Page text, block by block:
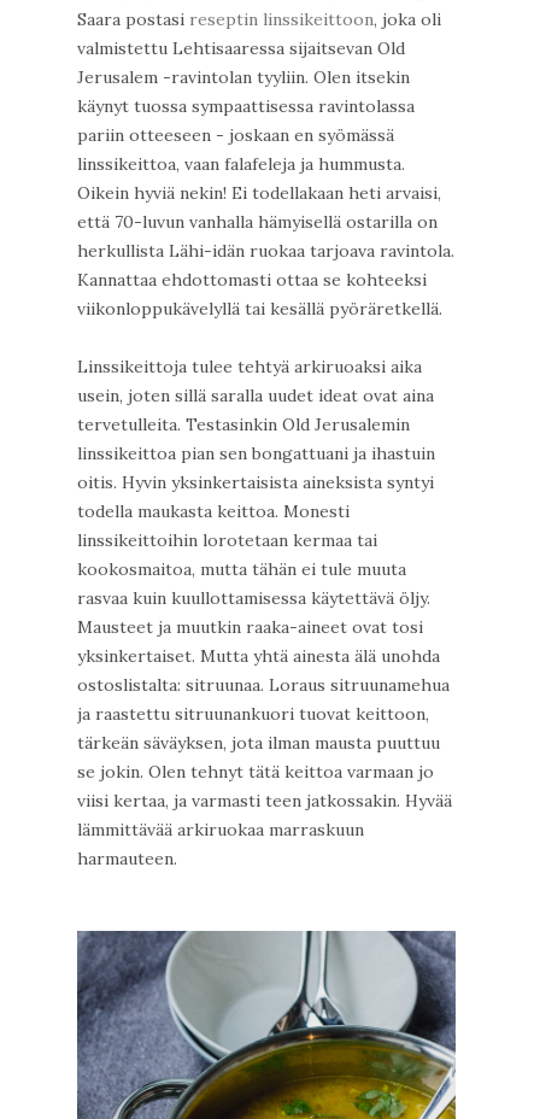
Saara postasi reseptin linssikeittoon, joka oli
valmistettu Lehtisaaressa sijaitsevan Old
Jerusalem -ravintolan tyyliin. Olen itsekin
käynyt tuossa sympaattisessa ravintolassa
pariin otteeseen - joskaan en syömässä
linssikeittoa, vaan falafeleja ja hummusta.
Oikein hyviä nekin! Ei todellakaan heti arvaisi,
että 70-luvun vanhalla hämyisellä ostarilla on
herkullista Lähi-idän ruokaa tarjoava ravintola.
Kannattaa ehdottomasti ottaa se kohteeksi
viikonloppukävelyllä tai kesällä pyöräretkellä.
Linssikeittoja tulee tehtyä arkiruoaksi aika
usein, joten sillä saralla uudet ideat ovat aina
tervetulleita. Testasinkin Old Jerusalemin
linssikeittoa pian sen bongattuani ja ihastuin
oitis. Hyvin yksinkertaisista aineksista syntyi
todella maukasta keittoa. Monesti
linssikeittoihin lorotetaan kermaa tai
kookosmaitoa, mutta tähän ei tule muuta
rasvaa kuin kuullottamisessa käytettävä öljy.
Mausteet ja muutkin raaka-aineet ovat tosi
yksinkertaiset. Mutta yhtä ainesta älä unohda
ostoslistalta: sitruunaa. Loraus sitruunamehua
ja raastettu sitruunankuori tuovat keittoon,
tärkeän säväyksen, jota ilman mausta puuttuu
se jokin. Olen tehnyt tätä keittoa varmaan jo
viisi kertaa, ja varmasti teen jatkossakin. Hyvää
lämmittävää arkiruokaa marraskuun
harmauteen.